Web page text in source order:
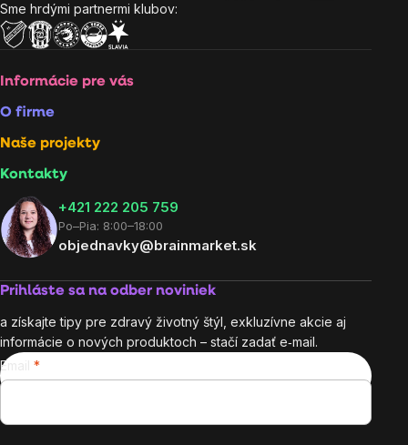
Sme hrdými partnermi klubov:
Informácie pre vás
O firme
Naše projekty
Kontakty
+421 222 205 759
Po–Pia: 8:00–18:00
objednavky@brainmarket.sk
Prihláste sa na odber noviniek
a získajte tipy pre zdravý životný štýl, exkluzívne akcie aj
informácie o nových produktoch – stačí zadať e‑mail.
Email